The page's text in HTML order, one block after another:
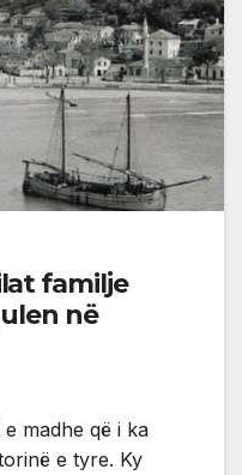
familje
në
madhe që i ka
e tyre. Ky